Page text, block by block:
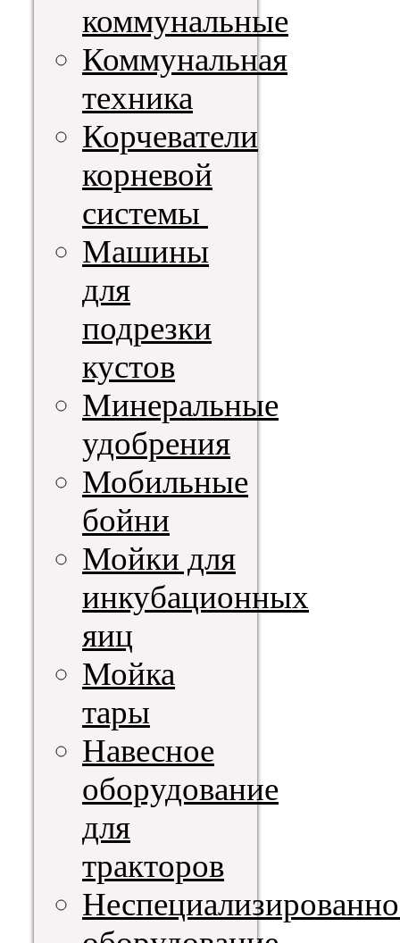
коммунальные
Коммунальная
техника
Корчеватели
корневой
системы
Машины
для
подрезки
кустов
Минеральные
удобрения
Мобильные
бойни
Мойки для
инкубационных
яиц
Мойка
тары
Навесное
оборудование
для
тракторов